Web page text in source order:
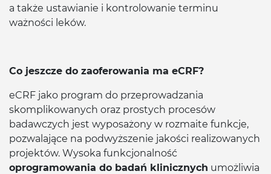
a także ustawianie i kontrolowanie terminu
ważności leków.
Co jeszcze do zaoferowania ma eCRF?
eCRF jako program do przeprowadzania
skomplikowanych oraz prostych procesów
badawczych jest wyposażony w rozmaite funkcje,
pozwalające na podwyższenie jakości realizowanych
projektów. Wysoka funkcjonalność
oprogramowania do badań klinicznych umożliwia